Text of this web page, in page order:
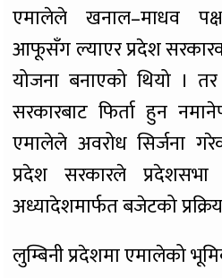
एमालेले खनाल–माधव
आफूसँग ल्याएर प्रदेश
योजना बनाएको थियो । तर
सरकारबाट फिर्ता हुन
एमालेले अवरोध सिर्जना
प्रदेश सरकारले
अध्यादेशमार्फत बजेटको
लुम्बिनी प्रदेशमा एमालेको